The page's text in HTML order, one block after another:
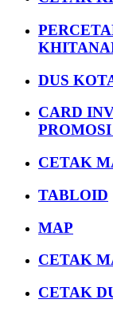
DUS
CARD
CETAK
TABLOID
MAP
CETAK
CETAK